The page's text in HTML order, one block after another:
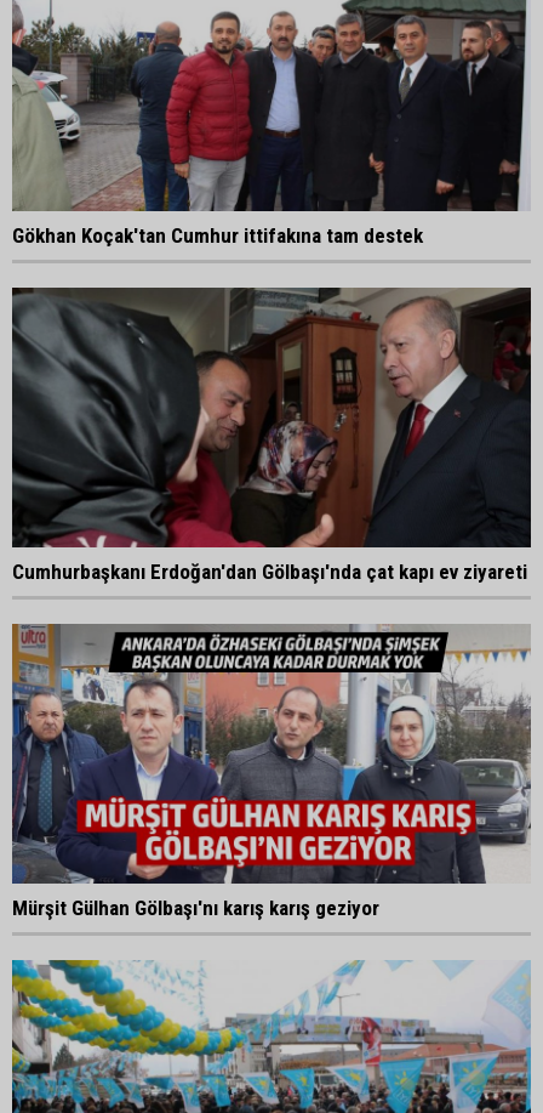
Gökhan Koçak'tan Cumhur ittifakına tam destek
Cumhurbaşkanı Erdoğan'dan Gölbaşı'nda çat kapı ev ziyareti
Mürşit Gülhan Gölbaşı'nı karış karış geziyor